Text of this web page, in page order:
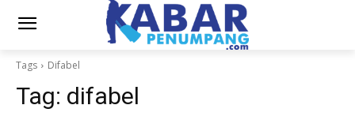
Tags Difabel
Tag: difabel